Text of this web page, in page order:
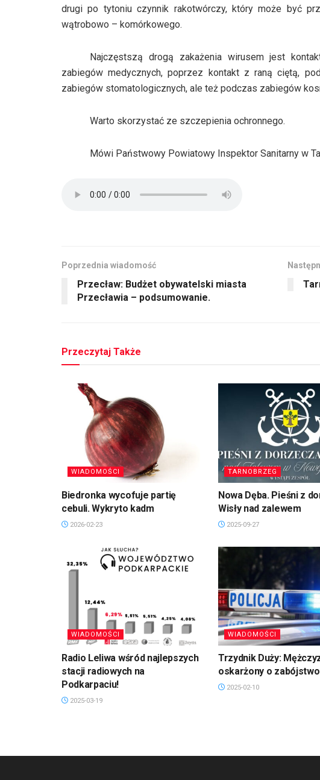
drugi po tytoniu czynnik rakotwórczy, który może być
wątrobowo – komórkowego.
Najczęstszą drogą zakażenia wirusem jest
zabiegów medycznych, poprzez kontakt z raną ciętą,
zabiegów stomatologicznych, ale też podczas zabiegów
Warto skorzystać ze szczepienia ochronnego.
Mówi Państwowy Powiatowy Inspektor Sanitarny w
Poprzednia wiadomość
Przecław: Budżet obywatelski miasta
Przecławia – podsumowanie.
Przeczytaj Także
WIADOMOŚCI
Biedronka wycofuje partię
cebuli. Wykryto kadm
2026-02-23
TARNOBRZEG
Nowa Dęba. Pieśni z
Wisły nad zalewem
2025-09-27
WIADOMOŚCI
Radio Leliwa wśród najlepszych
stacji radiowych na
Podkarpaciu!
2025-03-19
WIADOMOŚCI
Trzydnik Duży:
oskarżony o
2025-02-10